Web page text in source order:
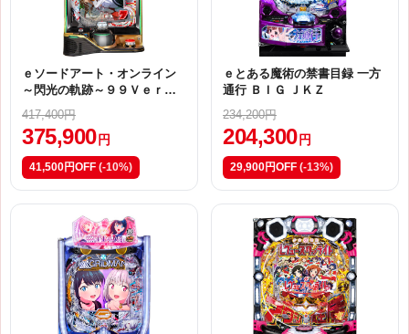
ｅソードアート・オンライン
～閃光の軌跡～９９Ｖｅｒ．
Ｋ１
417,400円
375,900 円
41,500円OFF (-10%)
ｅとある魔術の禁書目録 一方
通行 ＢＩＧ ＪＫＺ
234,200円
204,300 円
29,900円OFF (-13%)